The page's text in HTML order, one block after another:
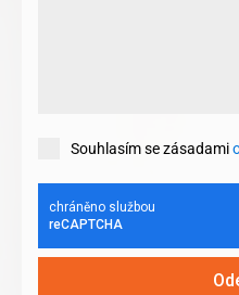
Souhlasím se zásadami